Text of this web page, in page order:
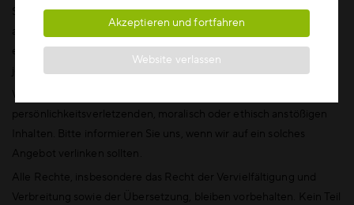
Schäden, die sich angeblich aus der Nutzung oder dem Vertrauen
auf den Inhalt, die Güter oder die Dienste dieser Websites
ergeben. Bedenken bezüglich eines externen Links sollten an den
jeweiligen Site-Manager oder Webmaster gerichtet werden.
persönlichkeitsverletzenden, moralisch oder ethisch anstößigen
Inhalten. Bitte informieren Sie uns, wenn wir auf ein solches
Angebot verlinken sollten.
Alle Rechte, insbesondere das Recht der Vervielfältigung und
Verbreitung sowie der Übersetzung, bleiben vorbehalten. Kein Teil
Akzeptieren und fortfahren
Website verlassen